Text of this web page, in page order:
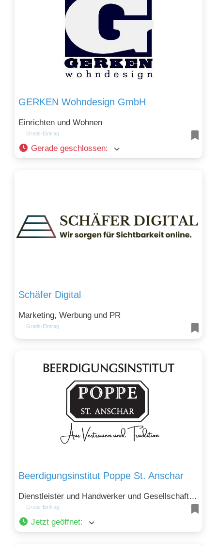
GERKEN Wohndesign GmbH
Einrichten und Wohnen
Gratis-Eintrag
Gerade geschlossen:
Schäfer Digital
Marketing, Werbung und PR
Gratis-Eintrag
Beerdigungsinstitut Poppe St. Anschar
Dienstleister und Handwerker und Gesellschaft, Recht, Politik und Soziales
Gratis-Eintrag
Jetzt geöffnet: